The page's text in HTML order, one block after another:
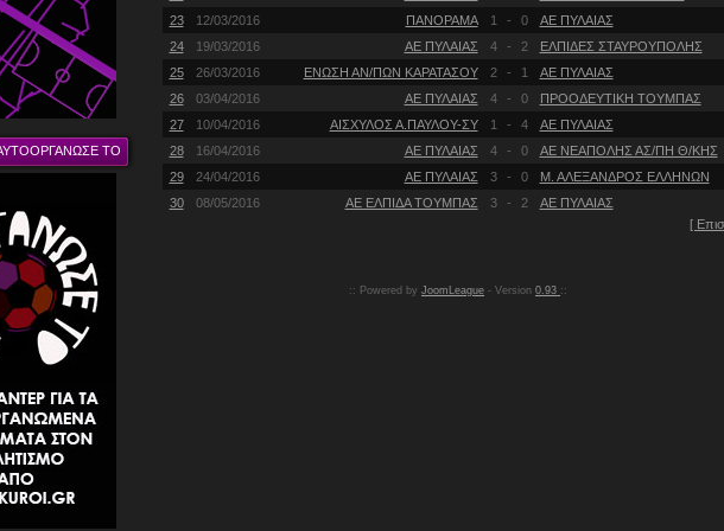
ΤΟ
23
12/03/2016 ΠΑΝΟΡΑΜΑ 1 - 0
ΑΕ ΠΥΛΑΙΑΣ
24
19/03/2016 ΑΕ ΠΥΛΑΙΑΣ 4 - 2
ΕΛΠΙΔΕΣ ΣΤΑΥΡΟΥΠΟΛΗΣ
25
26/03/2016 ΕΝΩΣΗ ΑΝ/ΠΩΝ ΚΑΡΑΤΑΣΟΥ 2 - 1
ΑΕ ΠΥΛΑΙΑΣ
26
03/04/2016 ΑΕ ΠΥΛΑΙΑΣ 4 - 0
ΠΡΟΟΔΕΥΤΙΚΗ ΤΟΥΜΠΑΣ
27
10/04/2016 ΑΙΣΧΥΛΟΣ Α.ΠΑΥΛΟΥ-ΣΥ 1 - 4
ΑΕ ΠΥΛΑΙΑΣ
28
16/04/2016 ΑΕ ΠΥΛΑΙΑΣ 4 - 0
ΑΕ ΝΕΑΠΟΛΗΣ ΑΣ/ΠΗ Θ/ΚΗΣ
29
24/04/2016 ΑΕ ΠΥΛΑΙΑΣ 3 - 0
Μ. ΑΛΕΞΑΝΔΡΟΣ ΕΛΛΗΝΩΝ
30
08/05/2016 ΑΕ ΕΛΠΙΔΑ ΤΟΥΜΠΑΣ 3 - 2
ΑΕ ΠΥΛΑΙΑΣ
[
:: Powered by JoomLeague - Version 0.93 ::